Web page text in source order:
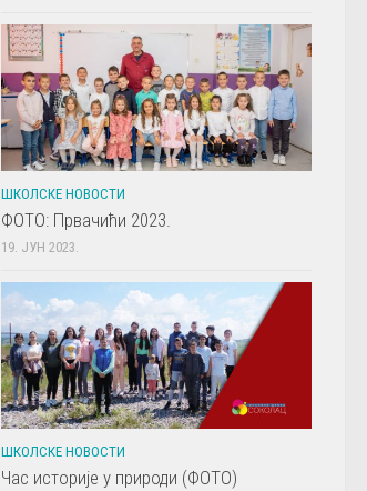
ШКОЛСКЕ НОВОСТИ
ФОТО: Првачићи 2023.
19. ЈУН 2023.
ШКОЛСКЕ НОВОСТИ
Час историје у природи (ФОТО)